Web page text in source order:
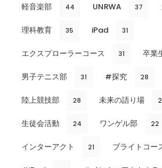
軽音楽部 44 UNRWA 37
理科教育 35 iPad 31
エクスプローラーコース 31 卒業
男子テニス部 31 #探究 28
陸上競技部 28 未来の語り場
生徒会活動 24 ワンゲル部 22
インターアクト 21 ブライトコー